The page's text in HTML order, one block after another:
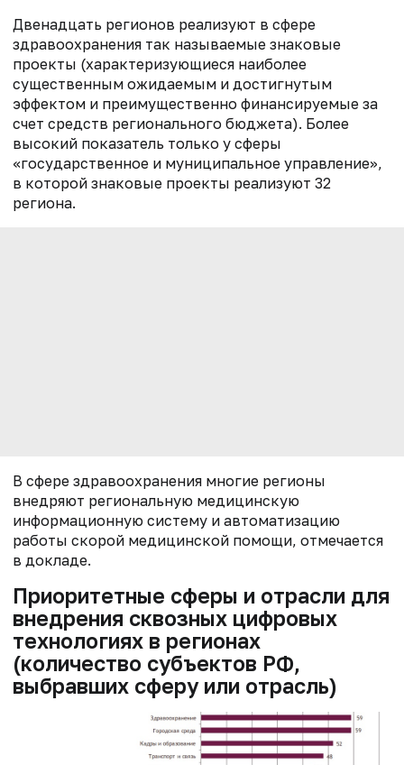
Двенадцать регионов реализуют в сфере
здравоохранения так называемые знаковые
проекты (характеризующиеся наиболее
существенным ожидаемым и достигнутым
эффектом и преимущественно финансируемые за
счет средств регионального бюджета). Более
высокий показатель только у сферы
«государственное и муниципальное управление»,
в которой знаковые проекты реализуют 32
региона.
В сфере здравоохранения многие регионы
внедряют региональную медицинскую
информационную систему и автоматизацию
работы скорой медицинской помощи, отмечается
в докладе.
Приоритетные сферы и отрасли для
внедрения сквозных цифровых
технологиях в регионах
(количество субъектов РФ,
выбравших сферу или отрасль)